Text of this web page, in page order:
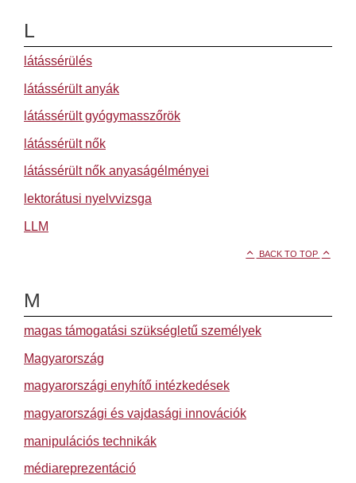
L
látássérülés
látássérült anyák
látássérült gyógymasszőrök
látássérült nők
látássérült nők anyaságélményei
lektorátusi nyelvvizsga
LLM
BACK TO TOP
M
magas támogatási szükségletű személyek
Magyarország
magyarországi enyhítő intézkedések
magyarországi és vajdasági innovációk
manipulációs technikák
médiareprezentáció